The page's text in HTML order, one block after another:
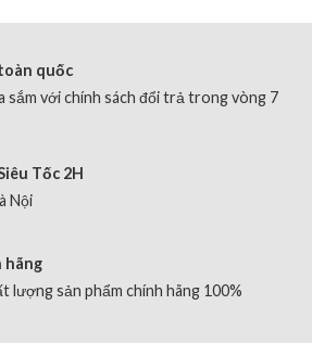
quốc
sắm với chính sách đổi trả trong vòng 7
Tốc 2H
Nội
hãng
lượng sản phẩm chính hãng 100%